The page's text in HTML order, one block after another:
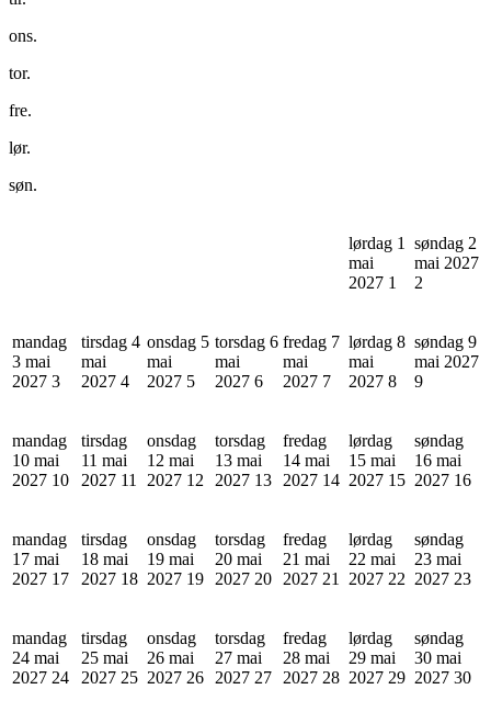
ons.
tor.
fre.
lør.
søn.
lørdag 1
mai
2027 1
søndag 2
mai 2027
2
mandag
3 mai
2027 3
tirsdag 4
mai
2027 4
onsdag 5
mai
2027 5
torsdag 6
mai
2027 6
fredag 7
mai
2027 7
lørdag 8
mai
2027 8
søndag 9
mai 2027
9
mandag
10 mai
2027 10
tirsdag
11 mai
2027 11
onsdag
12 mai
2027 12
torsdag
13 mai
2027 13
fredag
14 mai
2027 14
lørdag
15 mai
2027 15
søndag
16 mai
2027 16
mandag
17 mai
2027 17
tirsdag
18 mai
2027 18
onsdag
19 mai
2027 19
torsdag
20 mai
2027 20
fredag
21 mai
2027 21
lørdag
22 mai
2027 22
søndag
23 mai
2027 23
mandag
24 mai
2027 24
tirsdag
25 mai
2027 25
onsdag
26 mai
2027 26
torsdag
27 mai
2027 27
fredag
28 mai
2027 28
lørdag
29 mai
2027 29
søndag
30 mai
2027 30